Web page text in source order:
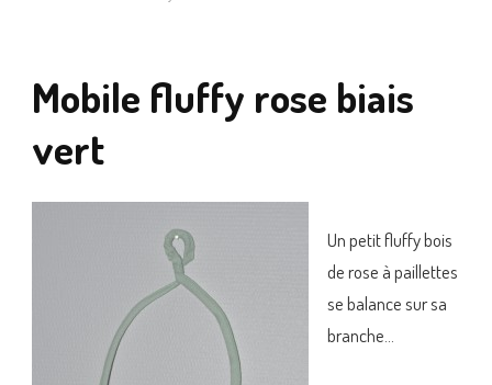
Mobile fluffy rose biais
vert
Un petit fluffy bois
de rose à paillettes
se balance sur sa
branche…